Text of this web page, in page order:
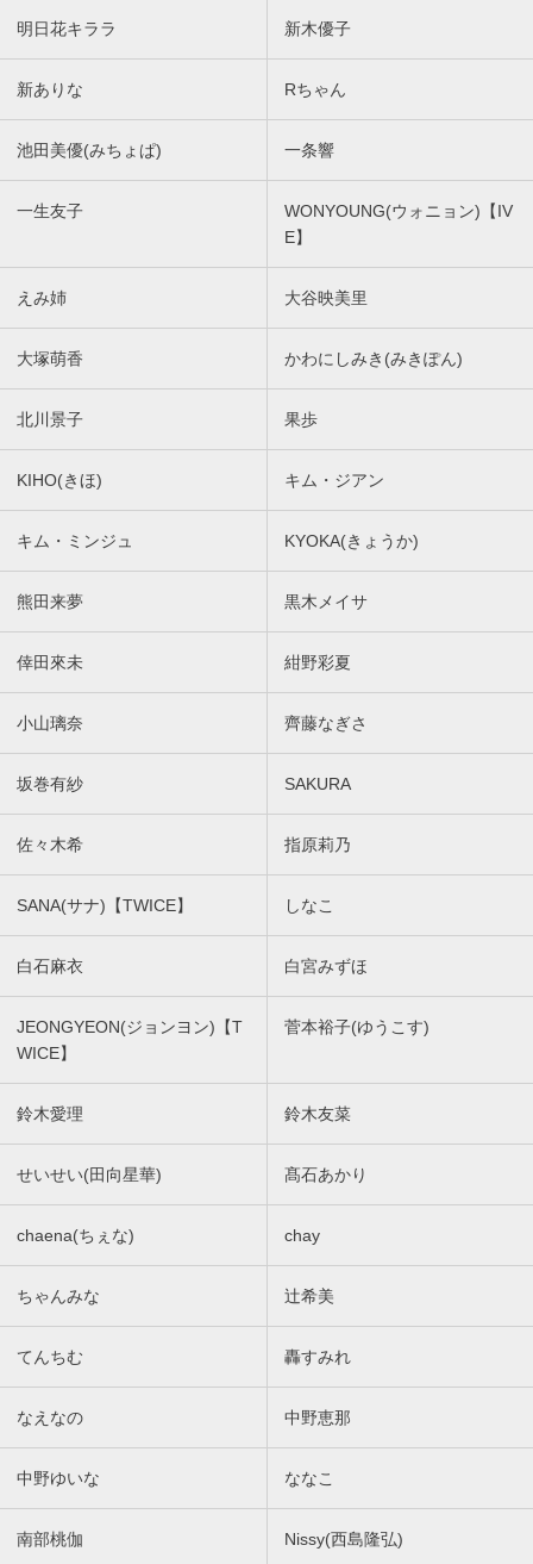
明日花キララ 新木優子
新ありな Rちゃん
池田美優(みちょぱ) 一条響
一生友子
WONYOUNG(ウォニョン)【IV
E】
えみ姉 大谷映美里
大塚萌香 かわにしみき(みきぽん)
北川景子 果歩
KIHO(きほ) キム・ジアン
キム・ミンジュ KYOKA(きょうか)
熊田来夢 黒木メイサ
倖田來未 紺野彩夏
小山璃奈 齊藤なぎさ
坂巻有紗 SAKURA
佐々木希 指原莉乃
SANA(サナ)【TWICE】 しなこ
白石麻衣 白宮みずほ
JEONGYEON(ジョンヨン)【T
WICE】
菅本裕子(ゆうこす)
鈴木愛理 鈴木友菜
せいせい(田向星華) 髙石あかり
chaena(ちぇな) chay
ちゃんみな 辻希美
てんちむ 轟すみれ
なえなの 中野恵那
中野ゆいな ななこ
南部桃伽 Nissy(西島隆弘)